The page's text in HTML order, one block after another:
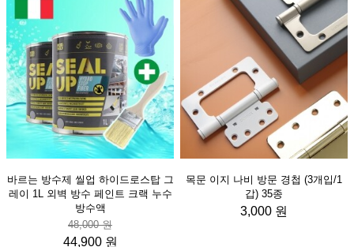
바르는 방수제 씰업 하이드로스탑 그
레이 1L 외벽 방수 페인트 크랙 누수
방수액
48,000 원
44,900 원
목문 이지 나비 방문 경첩 (3개입/1
갑) 35종
3,000 원